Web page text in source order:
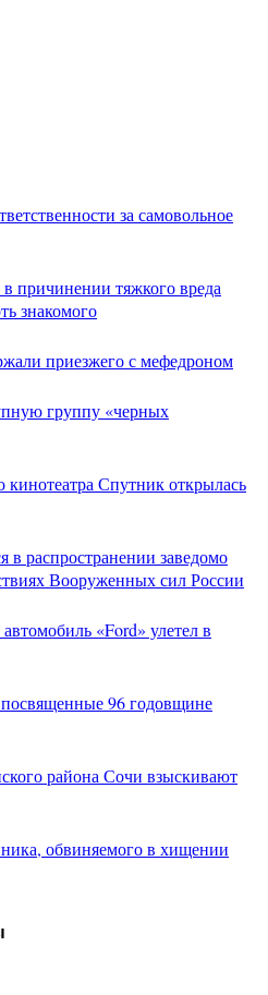
за самовольное
причинении тяжкого вреда
знакомого
приезжего с мефедроном
группу «черных
Спутник открылась
распространении заведомо
Вооруженных сил России
«Ford» улетел в
96 годовщине
района Сочи взыскивают
обвиняемого в хищении